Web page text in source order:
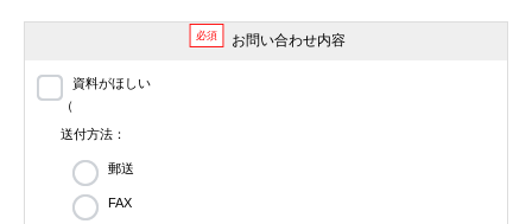
必須 お問い合わせ内容
資料がほしい
（
送付方法：
郵送
FAX